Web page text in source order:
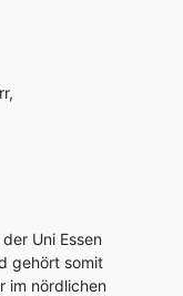
Uni Essen
gehört somit
im nördlichen